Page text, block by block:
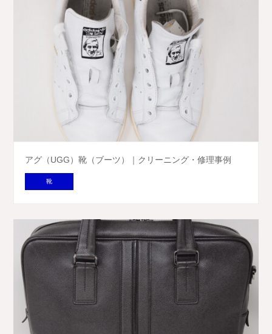
アグ（UGG）靴（ブーツ）｜クリーニング・修理事例
靴